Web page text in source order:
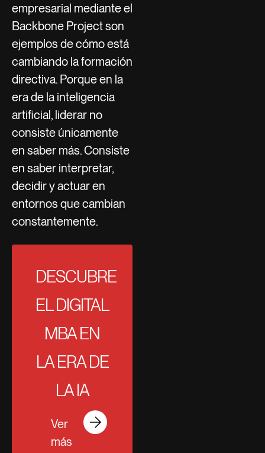
empresarial mediante el
Backbone Project son
ejemplos de cómo está
cambiando la formación
directiva. Porque en la
era de la inteligencia
artificial, liderar no
consiste únicamente
en saber más. Consiste
en saber interpretar,
decidir y actuar en
entornos que cambian
constantemente.
DESCUBRE
EL DIGITAL
MBA EN
LA ERA DE
LA IA
Ver
más